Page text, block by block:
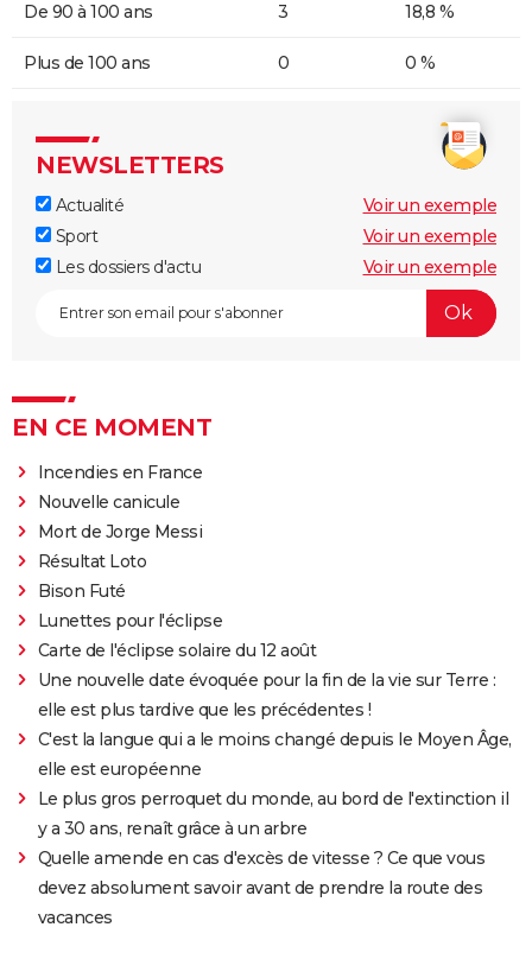
De 90 à 100 ans 3 18,8 %
Plus de 100 ans 0 0 %
NEWSLETTERS
Actualité
Voir un exemple
Sport
Voir un exemple
Les dossiers d'actu
Voir un exemple
EN CE MOMENT
Incendies en France
Nouvelle canicule
Mort de Jorge Messi
Résultat Loto
Bison Futé
Lunettes pour l'éclipse
Carte de l'éclipse solaire du 12 août
Une nouvelle date évoquée pour la fin de la vie sur Terre :
elle est plus tardive que les précédentes !
C'est la langue qui a le moins changé depuis le Moyen Âge,
elle est européenne
Le plus gros perroquet du monde, au bord de l'extinction il
y a 30 ans, renaît grâce à un arbre
Quelle amende en cas d'excès de vitesse ? Ce que vous
devez absolument savoir avant de prendre la route des
vacances